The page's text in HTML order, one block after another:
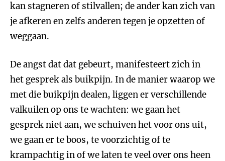
kan stagneren of stilvallen; de ander kan zich van
je afkeren en zelfs anderen tegen je opzetten of
weggaan.
De angst dat dat gebeurt, manifesteert zich in
het gesprek als buikpijn. In de manier waarop we
met die buikpijn dealen, liggen er verschillende
valkuilen op ons te wachten: we gaan het
gesprek niet aan, we schuiven het voor ons uit,
we gaan er te boos, te voorzichtig of te
krampachtig in of we laten te veel over ons heen